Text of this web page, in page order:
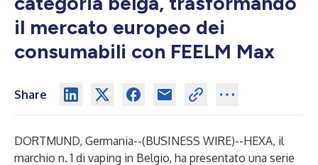
il mercato europeo dei
consumabili con FEELM Max
Share
DORTMUND, Germania--(BUSINESS WIRE)--HEXA, il
marchio n. 1 di vaping in Belgio, ha presentato una serie